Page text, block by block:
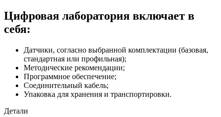
Цифровая лаборатория включает в
себя:
Датчики, согласно выбранной комплектации (базовая,
стандартная или профильная);
Методические рекомендации;
Программное обеспечение;
Соединительный кабель;
Упаковка для хранения и транспортировки.
Детали